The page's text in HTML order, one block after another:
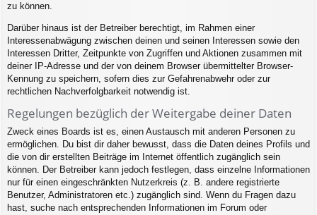
zu können.
Darüber hinaus ist der Betreiber berechtigt, im Rahmen einer
Interessenabwägung zwischen deinen und seinen Interessen sowie den
Interessen Dritter, Zeitpunkte von Zugriffen und Aktionen zusammen mit
deiner IP-Adresse und der von deinem Browser übermittelter Browser-
Kennung zu speichern, sofern dies zur Gefahrenabwehr oder zur
rechtlichen Nachverfolgbarkeit notwendig ist.
Regelungen bezüglich der Weitergabe deiner Daten
Zweck eines Boards ist es, einen Austausch mit anderen Personen zu
ermöglichen. Du bist dir daher bewusst, dass die Daten deines Profils und
die von dir erstellten Beiträge im Internet öffentlich zugänglich sein
können. Der Betreiber kann jedoch festlegen, dass einzelne Informationen
nur für einen eingeschränkten Nutzerkreis (z. B. andere registrierte
Benutzer, Administratoren etc.) zugänglich sind. Wenn du Fragen dazu
hast, suche nach entsprechenden Informationen im Forum oder